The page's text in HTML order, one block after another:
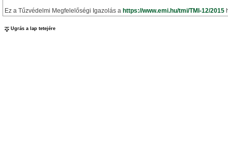
Ez a Tűzvédelmi Megfelelőségi Igazolás a https://www.emi.hu/tmi/TMI-12/2015
Ugrás a lap tetejére